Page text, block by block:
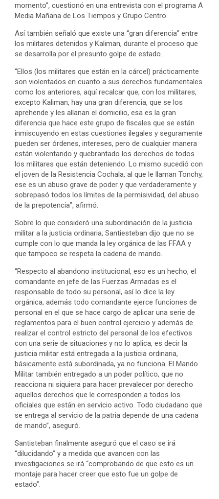
momento”, cuestionó en una entrevista con el programa A
Media Mañana de Los Tiempos y Grupo Centro.
Así también señaló que existe una “gran diferencia” entre
los militares detenidos y Kaliman, durante el proceso que
se desarrolla por el presunto golpe de estado.
“Ellos (los militares que están en la cárcel) prácticamente
son violentados en cuanto a sus derechos fundamentales
como los anteriores, aquí recalcar que, con los militares,
excepto Kaliman, hay una gran diferencia, que se los
aprehende y les allanan el domicilio, esa es la gran
diferencia que hace este grupo de fiscales que se están
inmiscuyendo en estas cuestiones ilegales y seguramente
pueden ser órdenes, intereses, pero de cualquier manera
están violentando y quebrantado los derechos de todos
los militares que están deteniendo. Lo mismo sucedió con
el joven de la Resistencia Cochala, al que le llaman Tonchy,
ese es un abuso grave de poder y que verdaderamente y
sobrepasó todos los límites de la permisividad, del abuso
de la prepotencia”, afirmó.
Sobre lo que consideró una subordinación de la justicia
militar a la justicia ordinaria, Santiesteban dijo que no se
cumple con lo que manda la ley orgánica de las FFAA y
que tampoco se respeta la cadena de mando.
“Respecto al abandono institucional, eso es un hecho, el
comandante en jefe de las Fuerzas Armadas es el
responsable de todo su personal, así lo dice la ley
orgánica, además todo comandante ejerce funciones de
personal en el que se hace cargo de aplicar una serie de
reglamentos para el buen control ejercicio y además de
realizar el control estricto del personal de los efectivos
con una serie de situaciones y no lo aplica, es decir la
justicia militar está entregada a la justicia ordinaria,
básicamente está subordinada, ya no funciona. El Mando
Militar también entregado a un poder político, que no
reacciona ni siquiera para hacer prevalecer por derecho
aquellos derechos que le corresponden a todos los
oficiales que están en servicio activo. Todo ciudadano que
se entrega al servicio de la patria depende de una cadena
de mando”, aseguró.
Santisteban finalmente aseguró que el caso se irá
“dilucidando” y a medida que avancen con las
investigaciones se irá “comprobando de que esto es un
montaje para hacer creer que esto fue un golpe de
estado”.